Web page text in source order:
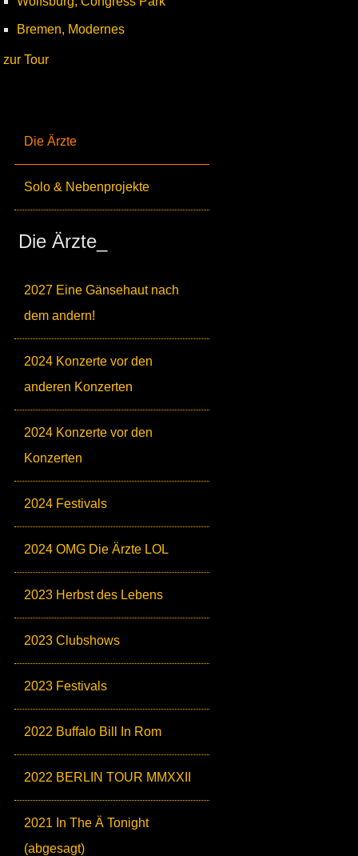
Die Ärzte
Solo & Nebenprojekte
Die Ärzte_
2027 Eine Gänsehaut nach
dem andern!
2024 Konzerte vor den
anderen Konzerten
2024 Konzerte vor den
Konzerten
2024 Festivals
2024 OMG Die Ärzte LOL
2023 Herbst des Lebens
2023 Clubshows
2023 Festivals
2022 Buffalo Bill In Rom
2022 BERLIN TOUR MMXXII
2021 In The Ä Tonight
(abgesagt)
Bremen, Modernes
zur Tour